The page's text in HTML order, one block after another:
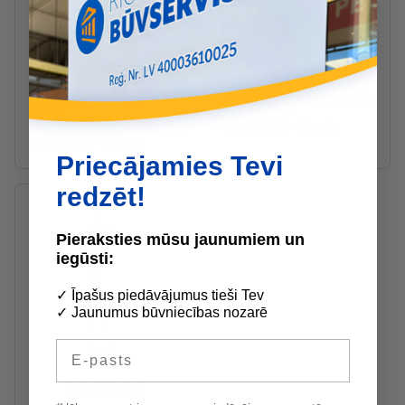
Ražotāja noliktavā
Hansgrohe Pulsify 260
Dušas sistēma ar
termostatu ShowerTablet
Select 400, matēta
melna
Ražotāja noliktavā
Hansgrohe Raindance
Select S 240 P Dušas
sistēma ar dušas
termostatu, matēta melna
Priecājamies Tevi
redzēt!
Pieraksties mūsu jaunumiem un
iegūsti:
✓ Īpašus piedāvājumus tieši Tev
✓ Jaunumus būvniecības nozarē